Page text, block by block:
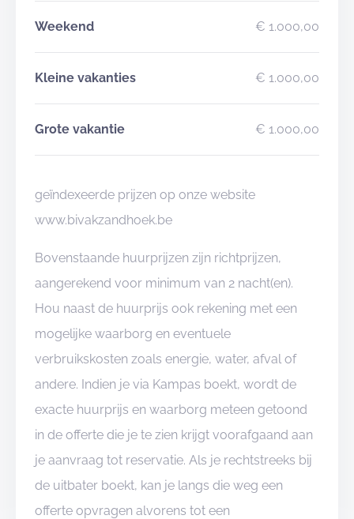
Weekend € 1.000,00
Kleine vakanties € 1.000,00
Grote vakantie € 1.000,00
geïndexeerde prijzen op onze website
www.bivakzandhoek.be
Bovenstaande huurprijzen zijn richtprijzen,
aangerekend voor minimum van 2 nacht(en).
Hou naast de huurprijs ook rekening met een
mogelijke waarborg en eventuele
verbruikskosten zoals energie, water, afval of
andere. Indien je via Kampas boekt, wordt de
exacte huurprijs en waarborg meteen getoond
in de offerte die je te zien krijgt voorafgaand aan
je aanvraag tot reservatie. Als je rechtstreeks bij
de uitbater boekt, kan je langs die weg een
offerte opvragen alvorens tot een